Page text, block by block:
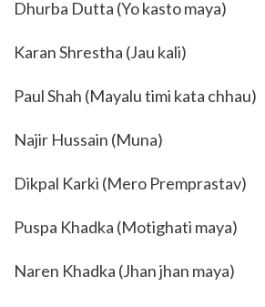
Dhurba Dutta (Yo kasto maya)
Karan Shrestha (Jau kali)
Paul Shah (Mayalu timi kata chhau)
Najir Hussain (Muna)
Dikpal Karki (Mero Premprastav)
Puspa Khadka (Motighati maya)
Naren Khadka (Jhan jhan maya)